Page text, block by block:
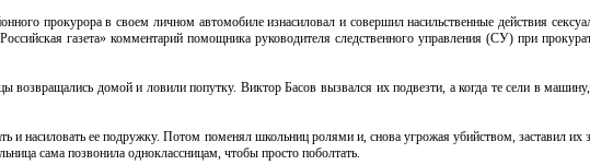
прокурора в своем личном автомобиле изнасиловал и совершил насильственные действия
газета» комментарий помощника руководителя следственного управления (СУ) при
возвращались домой и ловили попутку. Виктор Басов вызвался их подвезти, а когда те сели в
и насиловать ее подружку. Потом поменял школьниц ролями и, снова угрожая убийством, заставил их
сама позвонила одноклассницам, чтобы просто поболтать.